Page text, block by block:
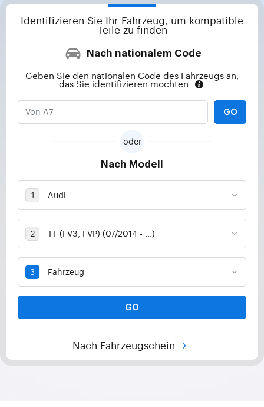
Identifizieren Sie Ihr Fahrzeug, um kompatible
Teile zu finden
Nach nationalem Code
Geben Sie den nationalen Code des Fahrzeugs an,
das Sie identifizieren möchten.
GO
oder
Nach Modell
GO
Nach Fahrzeugschein